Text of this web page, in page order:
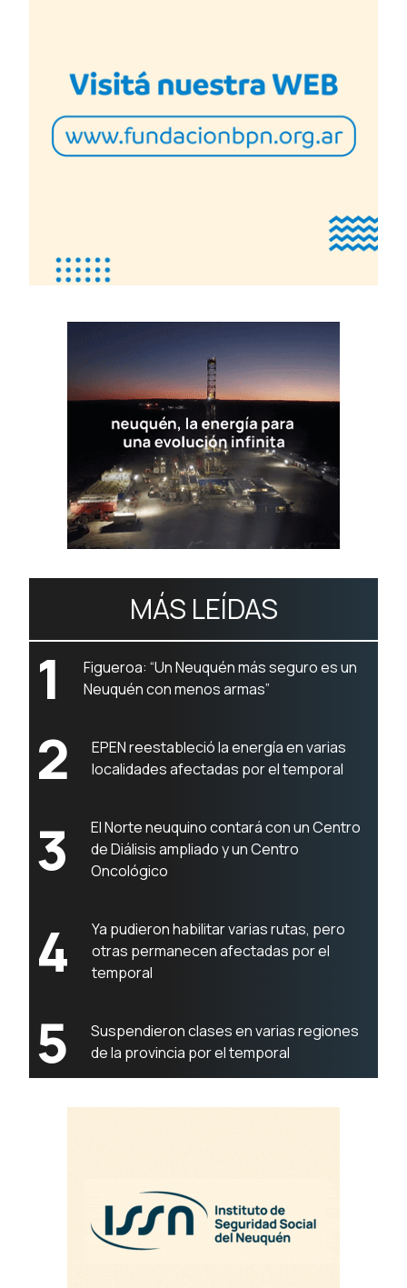
MÁS LEÍDAS
1
Figueroa: “Un Neuquén más seguro es un
Neuquén con menos armas”
2
EPEN reestableció la energía en varias
localidades afectadas por el temporal
3
El Norte neuquino contará con un Centro
de Diálisis ampliado y un Centro
Oncológico
4
Ya pudieron habilitar varias rutas, pero
otras permanecen afectadas por el
temporal
5
Suspendieron clases en varias regiones
de la provincia por el temporal